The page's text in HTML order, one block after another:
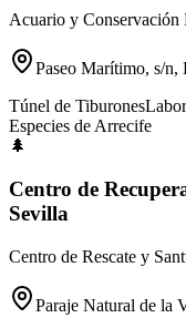
Acuario y Conservación
Paseo Marítimo, s/n,
Túnel de Tiburones
Especies de Arrecife
🌲
Centro de
Sevilla
Centro de Rescate y
Paraje Natural de la